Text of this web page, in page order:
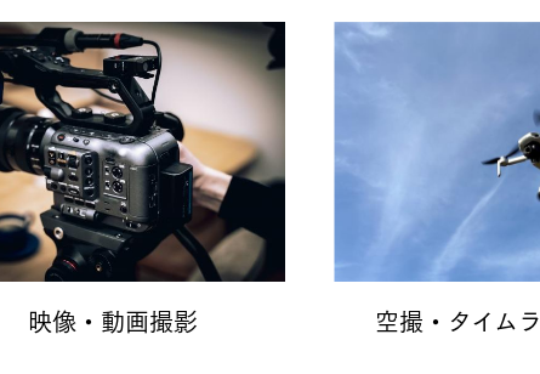
映像・動画撮影 空撮・タイム